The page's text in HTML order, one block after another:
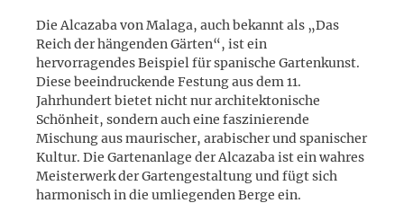
Die Alcazaba von Malaga, auch bekannt als „Das
Reich der hängenden Gärten“, ist ein
hervorragendes Beispiel für spanische Gartenkunst.
Diese beeindruckende Festung aus dem 11.
Jahrhundert bietet nicht nur architektonische
Schönheit, sondern auch eine faszinierende
Mischung aus maurischer, arabischer und spanischer
Kultur. Die Gartenanlage der Alcazaba ist ein wahres
Meisterwerk der Gartengestaltung und fügt sich
harmonisch in die umliegenden Berge ein.